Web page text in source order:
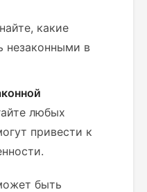
какие
незаконными в
любых
привести к
быть